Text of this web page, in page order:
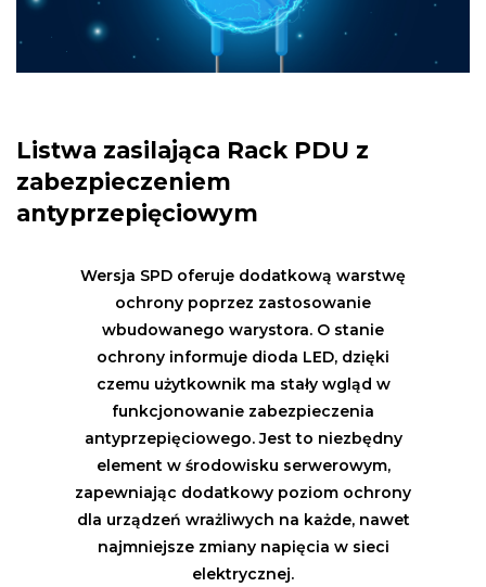
Listwa zasilająca Rack PDU z
zabezpieczeniem
antyprzepięciowym
Wersja SPD oferuje dodatkową warstwę
ochrony poprzez zastosowanie
wbudowanego warystora. O stanie
ochrony informuje dioda LED, dzięki
czemu użytkownik ma stały wgląd w
funkcjonowanie zabezpieczenia
antyprzepięciowego. Jest to niezbędny
element w środowisku serwerowym,
zapewniając dodatkowy poziom ochrony
dla urządzeń wrażliwych na każde, nawet
najmniejsze zmiany napięcia w sieci
elektrycznej.